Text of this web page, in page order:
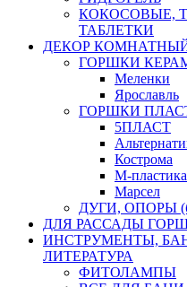
КОКОСОВЫЕ,
ТАБЛЕТКИ
ДЕКОР
ГОРШКИ
Меленки
Ярославль
ГОРШКИ
5ПЛАСТ
Кострома
М-пластика
Марсел
ДУГИ, ОПОРЫ
ДЛЯ РАССАДЫ
ИНСТРУМЕНТЫ,
ЛИТЕРАТУРА
ФИТОЛАМПЫ